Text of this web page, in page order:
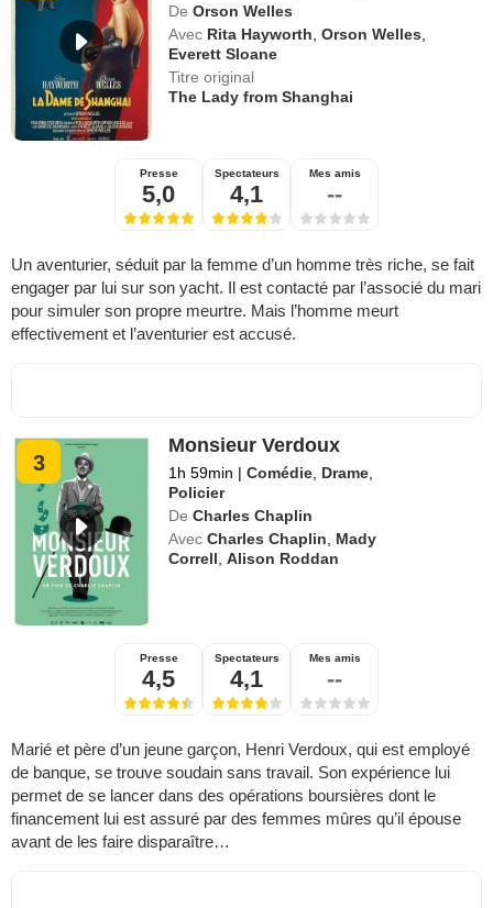
De Orson Welles
Avec Rita Hayworth ,Orson Welles
Everett Sloane
Titre original
The Lady from Shanghai
Presse
5,0
Spectateurs
4,1
Mes amis
--
Un aventurier, séduit par la femme d’un homme très riche, se fait
engager par lui sur son yacht. Il est contacté par l’associé du mari
pour simuler son propre meurtre. Mais l’homme meurt
effectivement et l’aventurier est accusé.
3
Monsieur Verdoux
1h 59min | Comédie Drame
Policier
De Charles Chaplin
Avec Charles Chaplin
Mady
Correll ,Alison Roddan
Presse
4,5
Spectateurs
4,1
Mes amis
--
Marié et père d’un jeune garçon, Henri Verdoux, qui est employé
de banque, se trouve soudain sans travail. Son expérience lui
permet de se lancer dans des opérations boursières dont le
financement lui est assuré par des femmes mûres qu’il épouse
avant de les faire disparaître…